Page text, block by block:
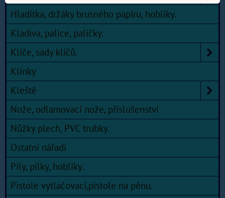
Hladítka, držáky brusného papíru, hoblíky.
Kladiva, palice, paličky.
Klíče, sady klíčů.
Klínky
Kleště
Nože, odlamovací nože, příslušenství
Nůžky plech, PVC trubky.
Ostatní nářadí
Pily, pilky, hoblíky.
Pistole vytlačovací,pistole na pěnu.